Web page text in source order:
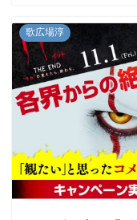
歌広場淳